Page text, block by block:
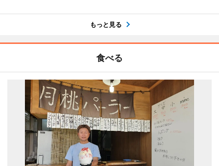
もっと見る
食べる